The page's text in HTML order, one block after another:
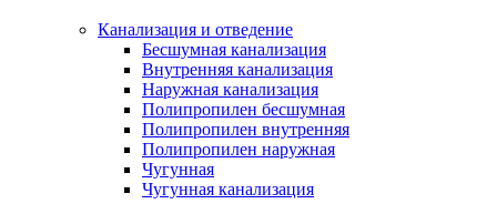
Канализация и отведение
Бесшумная канализация
Внутренняя канализация
Наружная канализация
Полипропилен бесшумная
Полипропилен внутренняя
Полипропилен наружная
Чугунная
Чугунная канализация